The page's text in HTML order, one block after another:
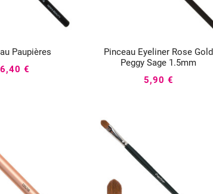
Paupières
6,40 €
Pinceau Eyeliner Rose Gold
Peggy Sage 1.5mm
  
5,90 €